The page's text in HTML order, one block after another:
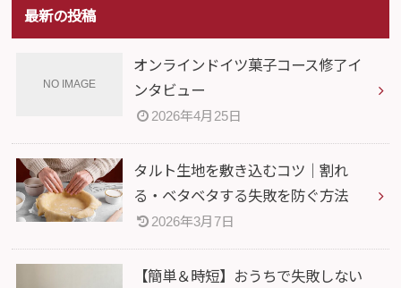
最新の投稿
オンラインドイツ菓子コース修了イ
ンタビュー
2026年4月25日
タルト生地を敷き込むコツ｜割れ
る・ベタベタする失敗を防ぐ方法
2026年3月7日
【簡単＆時短】おうちで失敗しない